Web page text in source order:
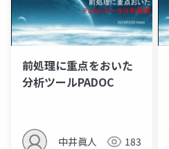
前処理に重点をおいた
分析ツールPADOC
中井眞人 183